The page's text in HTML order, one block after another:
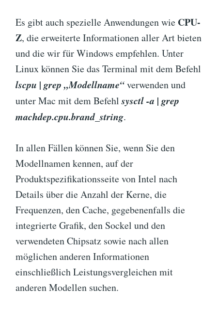
Es gibt auch spezielle Anwendungen wie CPU-
Z, die erweiterte Informationen aller Art bieten
und die wir für Windows empfehlen. Unter
Linux können Sie das Terminal mit dem Befehl
lscpu | grep „Modellname“verwenden und
unter Mac mit dem Befehlsysctl -a | grep
machdep.cpu.brand_string.
In allen Fällen können Sie, wenn Sie den
Modellnamen kennen, auf der
Produktspezifikationsseite von Intel nach
Details über die Anzahl der Kerne, die
Frequenzen, den Cache, gegebenenfalls die
integrierte Grafik, den Sockel und den
verwendeten Chipsatz sowie nach allen
möglichen anderen Informationen
einschließlich Leistungsvergleichen mit
anderen Modellen suchen.